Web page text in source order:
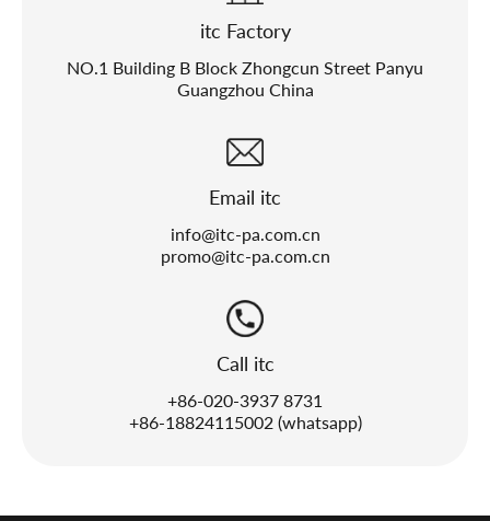
itc Factory
NO.1 Building B Block Zhongcun Street Panyu
Guangzhou China
Email itc
info@itc-pa.com.cn
promo@itc-pa.com.cn
Call itc
+86-020-3937 8731
+86-18824115002 (whatsapp)